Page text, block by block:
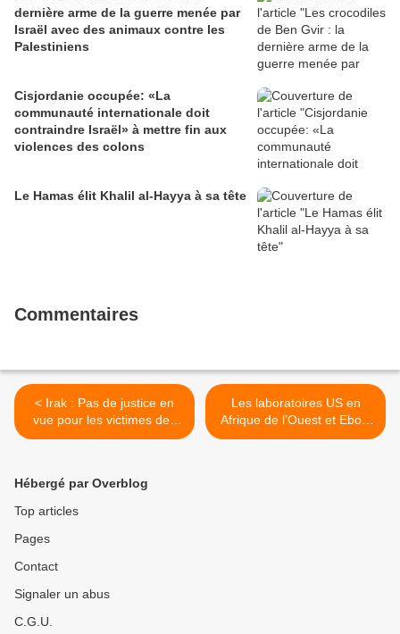
dernière arme de la guerre menée par
Israël avec des animaux contre les
Palestiniens
Cisjordanie occupée: «La
communauté internationale doit
contraindre Israël» à mettre fin aux
violences des colons
Le Hamas élit Khalil al-Hayya à sa tête
Commentaires
< Irak : Pas de justice en
vue pour les victimes des
crimes de guerre
Les laboratoires US en
Afrique de l’Ouest et Ebola
>
Hébergé par Overblog
Top articles
Pages
Contact
Signaler un abus
C.G.U.